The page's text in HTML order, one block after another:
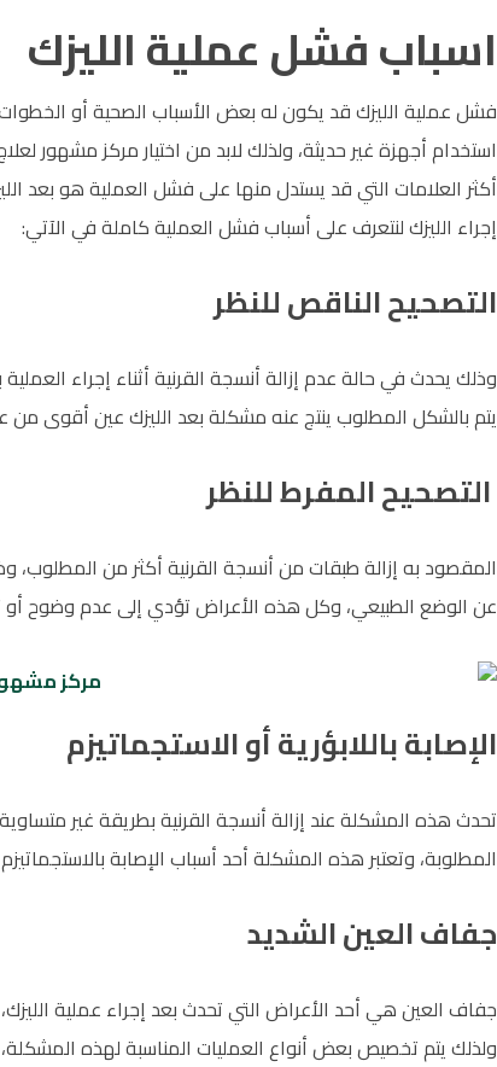
اسباب فشل عملية الليزك
فشل عملية الليزك قد يكون له بعض الأسباب الصحية أو الخطوات
استخدام أجهزة غير حديثة، ولذلك لابد من اختيار مركز مشهور
أكثر العلامات التي قد يستدل منها على فشل العملية هو
إجراء الليزك لنتعرف على أسباب فشل العملية كاملة في الآتي:
التصحيح الناقص للنظر
وذلك يحدث في حالة عدم إزالة أنسجة القرنية أثناء إجراء
يتم بالشكل المطلوب ينتج عنه مشكلة بعد الليزك عين أقوى من
التصحيح المفرط للنظر
المقصود به إزالة طبقات من أنسجة القرنية أكثر من المطلوب،
عن الوضع الطبيعي، وكل هذه الأعراض تؤدي إلى عدم وضوح
الإصابة باللابؤرية أو الاستجماتيزم
تحدث هذه المشكلة عند إزالة أنسجة القرنية بطريقة غير
المطلوبة، وتعتبر هذه المشكلة أحد أسباب الإصابة
جفاف العين الشديد
جفاف العين هي أحد الأعراض التي تحدث بعد إجراء عملية
ولذلك يتم تخصيص بعض أنواع العمليات المناسبة لهذه